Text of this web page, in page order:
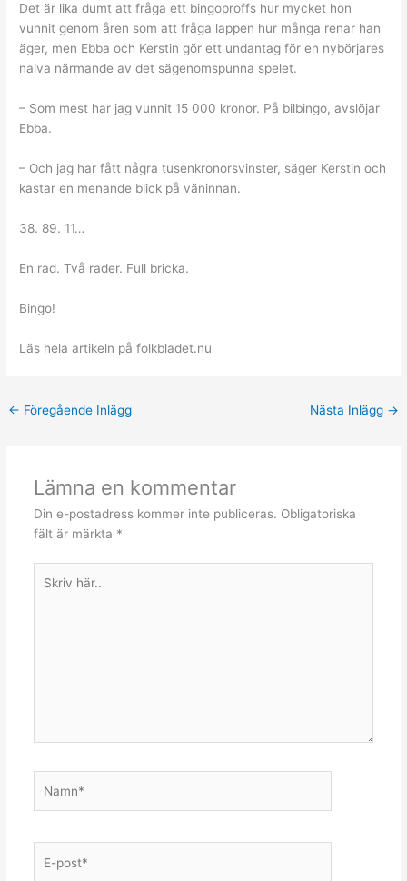
Det är lika dumt att fråga ett bingoproffs hur mycket hon
vunnit genom åren som att fråga lappen hur många renar han
äger, men Ebba och Kerstin gör ett undantag för en nybörjares
naiva närmande av det sägenomspunna spelet.
– Som mest har jag vunnit 15 000 kronor. På bilbingo, avslöjar
Ebba.
– Och jag har fått några tusenkronorsvinster, säger Kerstin och
kastar en menande blick på väninnan.
38. 89. 11…
En rad. Två rader. Full bricka.
Bingo!
Läs hela artikeln på folkbladet.nu
← Föregående Inlägg Nästa Inlägg →
Lämna en kommentar
Din e-postadress kommer inte publiceras. Obligatoriska
fält är märkta *
här..
post*